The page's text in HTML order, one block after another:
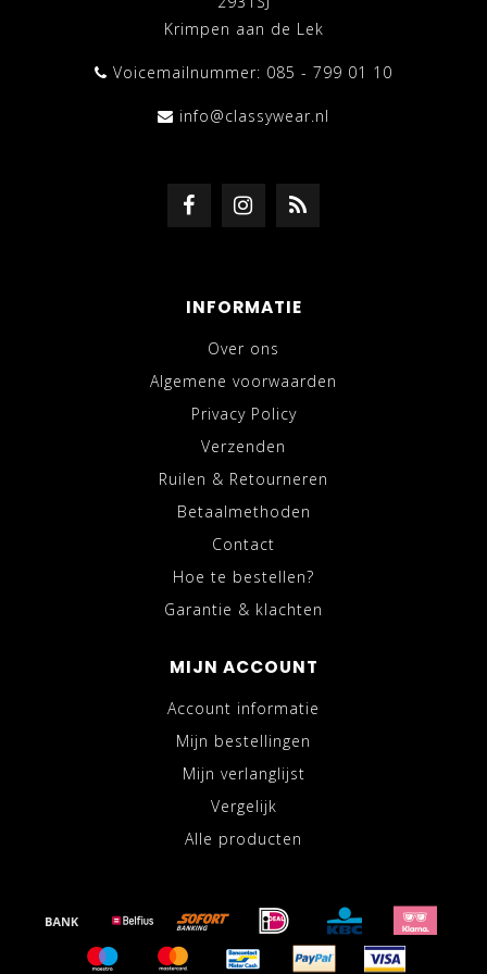
Krimpen aan de Lek
Voicemailnummer: 085 - 799 01 10
info@classywear.nl
INFORMATIE
Over ons
Algemene voorwaarden
Privacy Policy
Verzenden
Ruilen & Retourneren
Betaalmethoden
Contact
Hoe te bestellen?
Garantie & klachten
MIJN ACCOUNT
Account informatie
Mijn bestellingen
Mijn verlanglijst
Vergelijk
Alle producten